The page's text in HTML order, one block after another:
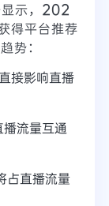
示， 202
得平台推荐
势：
接影响直播
流量互通
占直播流量